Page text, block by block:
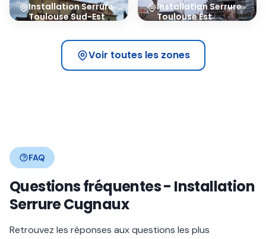
Installation Serrure
Toulouse Sud-Est
Installation Serrure
Toulouse Est
Voir toutes les zones
FAQ
Questions fréquentes - Installation
Serrure Cugnaux
Retrouvez les réponses aux questions les plus